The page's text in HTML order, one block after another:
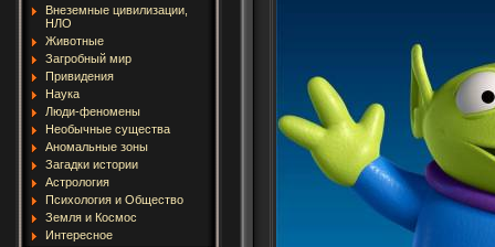
Внеземные цивилизации,
НЛО
Животные
Загробный мир
Привидения
Наука
Люди-феномены
Необычные существа
Аномальные зоны
Загадки истории
Астрология
Психология и Общество
Земля и Космос
Интересное